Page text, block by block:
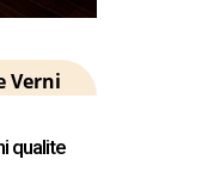
Verni
qualite